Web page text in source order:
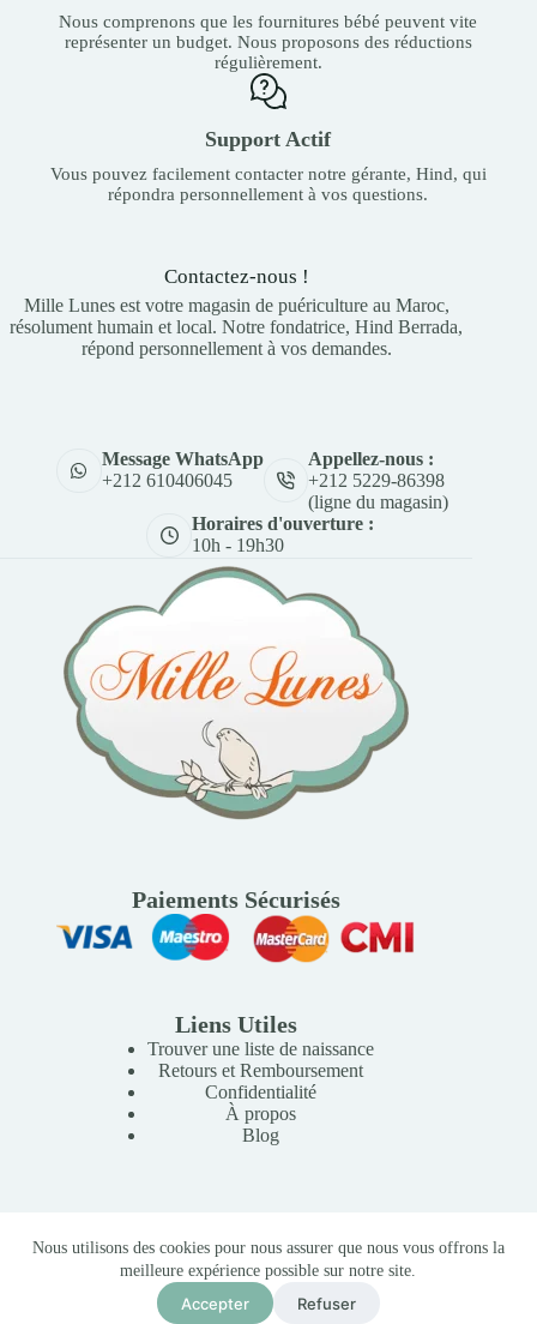
Nous utilisons des cookies pour nous assurer que nous vous offrons la
meilleure expérience possible sur notre site.
Accepter Refuser
Nous comprenons que les fournitures bébé peuvent vite
représenter un budget. Nous proposons des réductions
régulièrement.
Support Actif
Vous pouvez facilement contacter notre gérante, Hind, qui
répondra personnellement à vos questions.
Contactez-nous !
Mille Lunes est votre magasin de puériculture au Maroc,
résolument humain et local. Notre fondatrice, Hind Berrada,
répond personnellement à vos demandes.
Message WhatsApp
+212 610406045
Appellez-nous :
+212 5229-86398
(ligne du magasin)
Horaires d'ouverture :
10h - 19h30
Paiements Sécurisés
Liens Utiles
Trouver une liste de naissance
Retours et Remboursement
Confidentialité
À propos
Blog
Copyright © 2026 Mille Lunes - Création du site :
Baptiste
-Conditions Générales de Vente